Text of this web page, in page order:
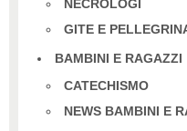
NECROLOGI
GITE E
BAMBINI E RAGAZZI
CATECHISMO
NEWS BAMBINI E